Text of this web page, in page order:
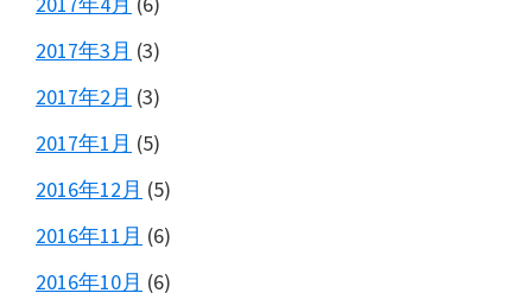
2017年3月 (3)
2017年2月 (3)
2017年1月 (5)
2016年12月 (5)
2016年11月 (6)
2016年10月 (6)